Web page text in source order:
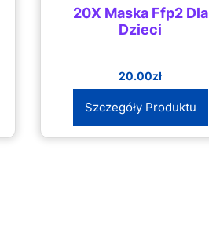
20X Maska Ffp2 Dla
Dzieci
20.00zł
Szczegóły Produktu